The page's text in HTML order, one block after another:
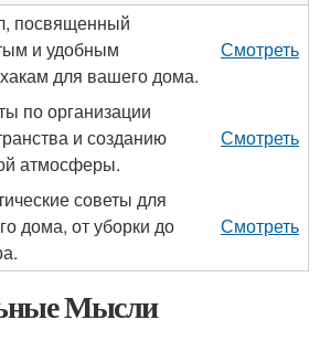
посвященный
и удобным
для вашего дома.
Смотреть
по организации
и созданию
атмосферы.
Смотреть
советы для
дома, от уборки до
Смотреть
Мысли